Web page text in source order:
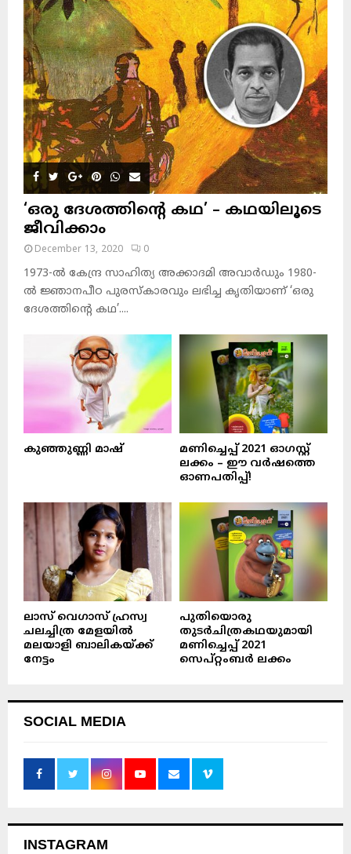
‘ഒരു ദേശത്തിന്റെ കഥ’ – കഥയിലൂടെ
ജീവിക്കാം
December 13, 2020 0
1973-ല്‍ കേന്ദ്ര സാഹിത്യ അക്കാദമി അവാര്‍ഡും 1980-
ല്‍ ജ്ഞാനപീഠ പുരസ്‌കാരവും ലഭിച്ച കൃതിയാണ് ‘ഒരു
ദേശത്തിന്റെ കഥ’....
കുഞ്ഞുണ്ണി മാഷ്‌
മണിച്ചെപ്പ് 2021 ഓഗസ്റ്റ്
ലക്കം – ഈ വർഷത്തെ
ഓണപതിപ്പ്!
ലാസ് വെഗാസ് ഹ്രസ്വ
ചലച്ചിത്ര മേളയിൽ
മലയാളി ബാലികയ്ക്ക്
നേട്ടം
പുതിയൊരു
തുടർചിത്രകഥയുമായി
മണിച്ചെപ്പ് 2021
സെപ്റ്റംബർ ലക്കം
SOCIAL MEDIA
INSTAGRAM